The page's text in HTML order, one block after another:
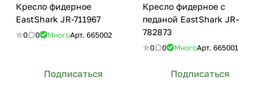
Кресло фидерное
EastShark JR-711967
0 0 МногоАрт. 665002
Подписаться
Кресло фидерное с
педаной EastShark JR-
782873
0 0 МногоАрт. 665001
Подписаться